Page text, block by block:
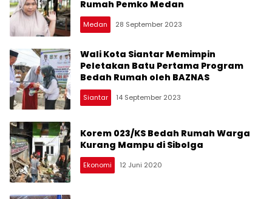
Rumah Pemko Medan
Medan 28 September 2023
Wali Kota Siantar Memimpin
Peletakan Batu Pertama Program
Bedah Rumah oleh BAZNAS
Siantar 14 September 2023
Korem 023/KS Bedah Rumah Warga
Kurang Mampu di Sibolga
Ekonomi 12 Juni 2020